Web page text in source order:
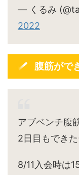
— くるみ
2022
腹筋がで
アブベンチ腹
2日目もでき
8/11入会時は